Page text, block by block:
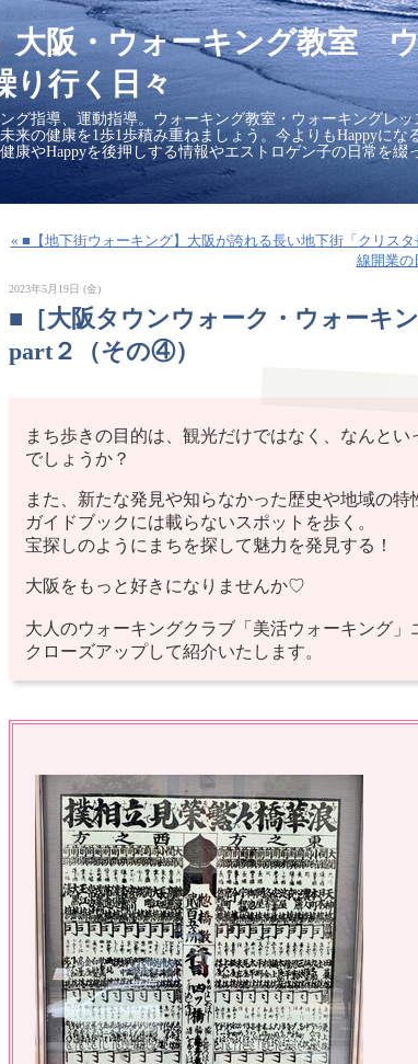
大阪・ウォーキング教室
り行く日々
グ指導、運動指導。ウォーキング教室・ウォーキングレ
来の健康を1歩1歩積み重ねましょう。今よりもHappyに
康やHappyを後押しする情報やエストロゲン子の日常を綴
« ■【地下街ウォーキング】大阪が誇れる長い地下街「クリスタ
線開業の
2023年5月19日 (金)
■［大阪タウンウォーク・ウォーキ
part２（その④）
まち歩きの目的は、観光だけではなく、なんと
でしょうか？
また、新たな発見や知らなかった歴史や地域の特
ガイドブックには載らないスポットを歩く。
宝探しのようにまちを探して魅力を発見する！
大阪をもっと好きになりませんか♡
大人のウォーキングクラブ「美活ウォーキング
クローズアップして紹介いたします。